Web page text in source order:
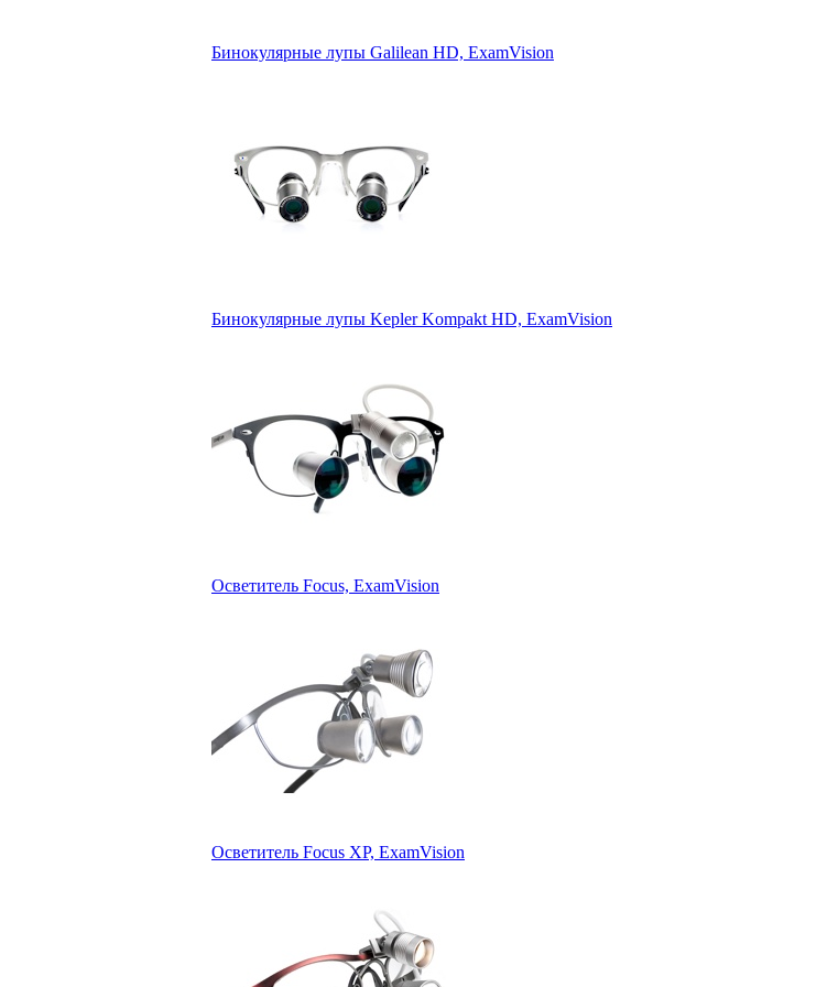
Бинокулярные лупы Galilean HD, ExamVision
Бинокулярные лупы Kepler Kompakt HD, ExamVision
Осветитель Focus, ExamVision
Осветитель Focus XP, ExamVision